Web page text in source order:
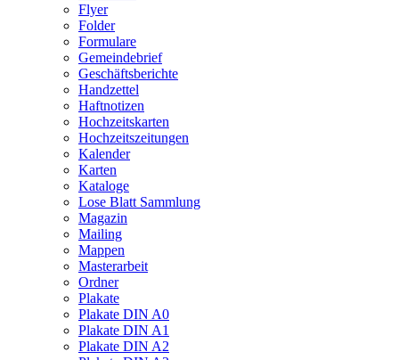
Flyer
Folder
Formulare
Gemeindebrief
Geschäftsberichte
Handzettel
Haftnotizen
Hochzeitskarten
Hochzeitszeitungen
Kalender
Karten
Kataloge
Lose Blatt Sammlung
Magazin
Mailing
Mappen
Masterarbeit
Ordner
Plakate
Plakate DIN A0
Plakate DIN A1
Plakate DIN A2